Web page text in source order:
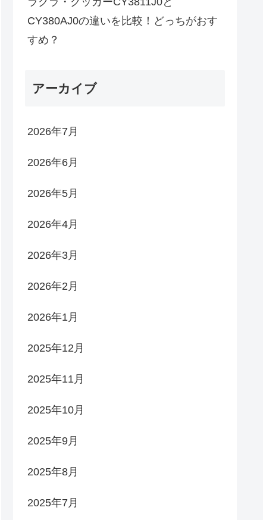
CY380AJ0の違いを比較！どっちがおす
すめ？
アーカイブ
2026年7月
2026年6月
2026年5月
2026年4月
2026年3月
2026年2月
2026年1月
2025年12月
2025年11月
2025年10月
2025年9月
2025年8月
2025年7月